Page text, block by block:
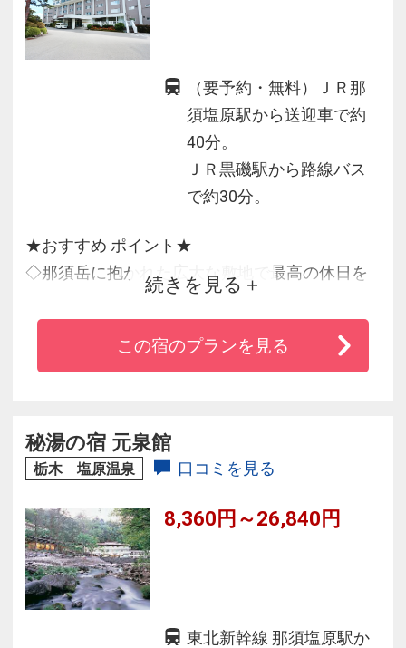
（要予約・無料）ＪＲ那
須塩原駅から送迎車で約
40分。
ＪＲ黒磯駅から路線バス
で約30分。
★おすすめ ポイント★
◇那須岳に抱かれた広大な敷地で最高の休日を
過ごす高原リゾート！
◇趣の異なった9つの館が点在！お客さまの旅の
スタイルでチョイス
◇3種の泉質を楽しめる温泉リゾート！
続きを見る
この宿のプランを見る
秘湯の宿 元泉館
栃木 塩原温泉 口コミを見る
8,360円～26,840円
東北新幹線 那須塩原駅か